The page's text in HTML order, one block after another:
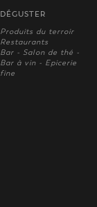
DÉGUSTER
Produits du terroir
Restaurants
Bar - Salon de thé -
Bar à vin - Epicerie
fine